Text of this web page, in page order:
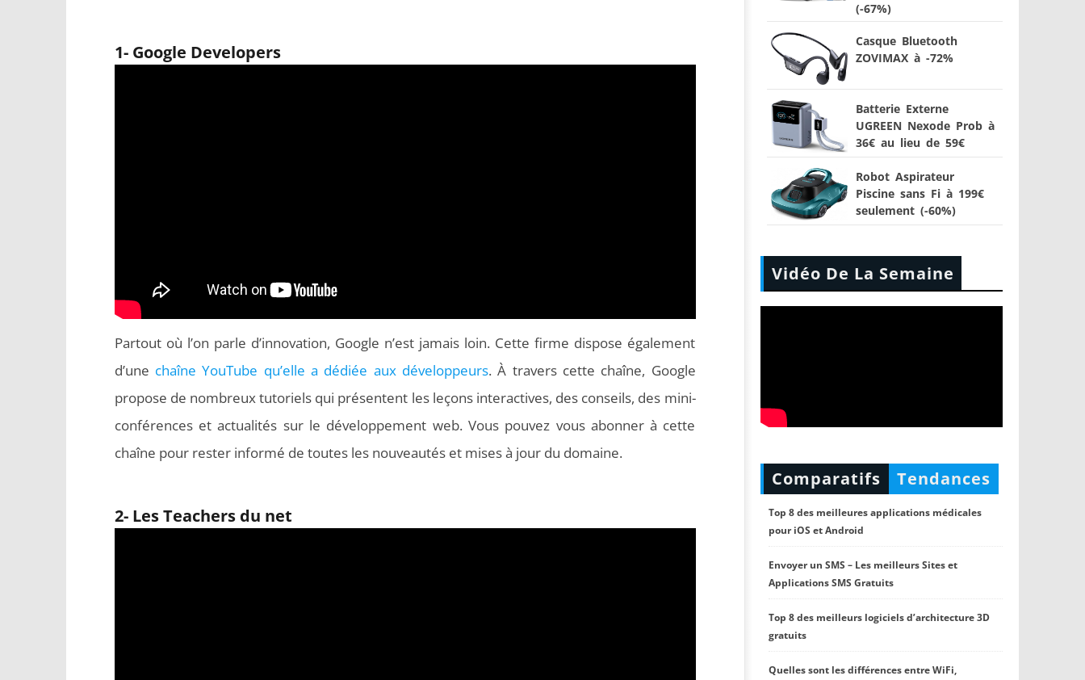
1- Google Developers
Partout où l’on parle d’innovation, Google n’est jamais loin. Cette firme dispose également
d’une chaîne YouTube qu’elle a dédiée aux développeurs. À travers cette chaîne, Google
propose de nombreux tutoriels qui présentent les leçons interactives, des conseils, des mini-
conférences et actualités sur le développement web. Vous pouvez vous abonner à cette
chaîne pour rester informé de toutes les nouveautés et mises à jour du domaine.
2- Les Teachers du net
(-67%)
Casque Bluetooth
ZOVIMAX à -72%
Batterie Externe
UGREEN Nexode Prob à
36€ au lieu de 59€
Robot Aspirateur
Piscine sans Fi à 199€
seulement (-60%)
Vidéo De La Semaine
Comparatifs Tendances
Top 8 des meilleures applications médicales
pour iOS et Android
Envoyer un SMS – Les meilleurs Sites et
Applications SMS Gratuits
Top 8 des meilleurs logiciels d’architecture 3D
gratuits
Quelles sont les différences entre WiFi,